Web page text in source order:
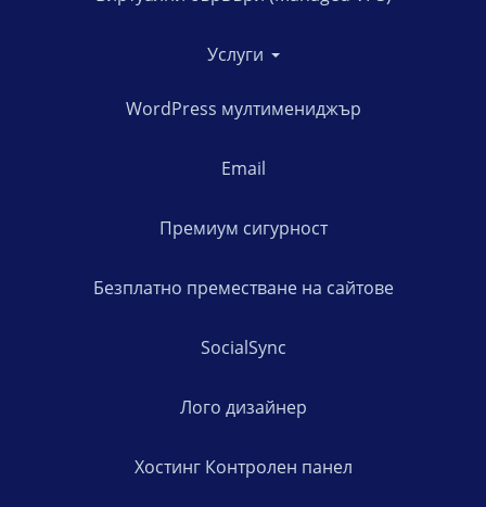
Услуги
WordPress мултимениджър
Email
Премиум сигурност
Безплатно преместване на сайтове
SocialSync
Лого дизайнер
Хостинг Контролен панел